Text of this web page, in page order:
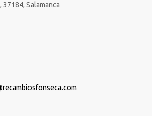
37184, Salamanca
recambiosfonseca.com